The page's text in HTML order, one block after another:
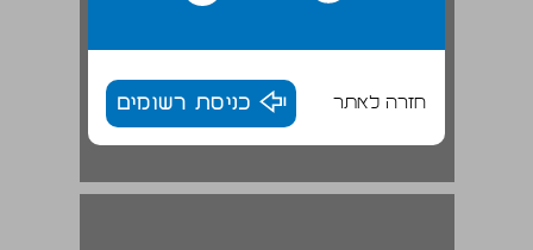
חזרה לאתר כניסת רשומים